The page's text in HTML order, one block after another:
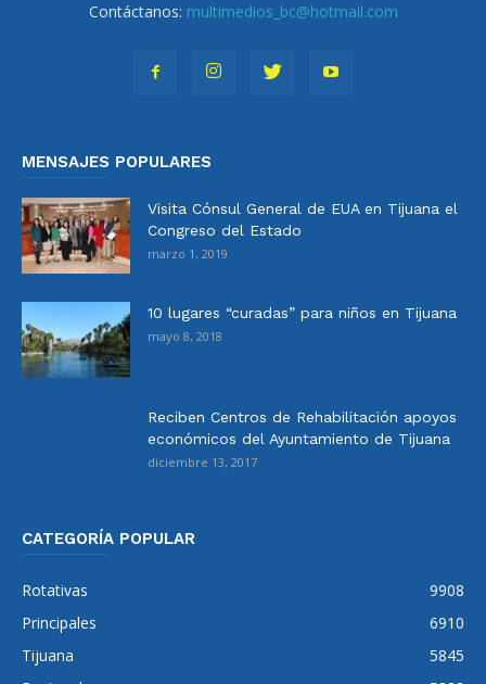
Contáctanos: multimedios_bc@hotmail.com
MENSAJES POPULARES
Visita Cónsul General de EUA en Tijuana el
Congreso del Estado
marzo 1, 2019
10 lugares “curadas” para niños en Tijuana
mayo 8, 2018
Reciben Centros de Rehabilitación apoyos
económicos del Ayuntamiento de Tijuana
diciembre 13, 2017
CATEGORÍA POPULAR
Rotativas
9908
Principales
6910
Tijuana
5845